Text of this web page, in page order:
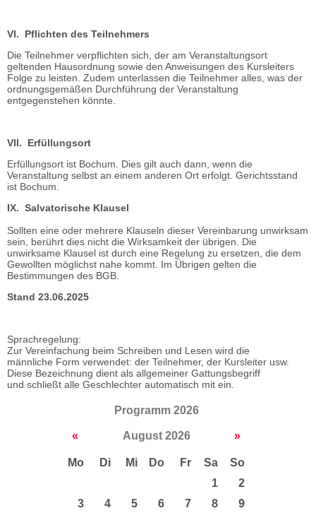
VI. Pflichten des Teilnehmers
Die Teilnehmer verpflichten sich, der am Veranstaltungsort
geltenden Hausordnung sowie den Anweisungen des Kursleiters
Folge zu leisten. Zudem unterlassen die Teilnehmer alles, was der
ordnungsgemäßen Durchführung der Veranstaltung
entgegenstehen könnte.
VII. Erfüllungsort
Erfüllungsort ist Bochum. Dies gilt auch dann, wenn die
Veranstaltung selbst an einem anderen Ort erfolgt. Gerichtsstand
ist Bochum.
IX. Salvatorische Klausel
Sollten eine oder mehrere Klauseln dieser Vereinbarung unwirksam
sein, berührt dies nicht die Wirksamkeit der übrigen. Die
unwirksame Klausel ist durch eine Regelung zu ersetzen, die dem
Gewollten möglichst nahe kommt. Im Übrigen gelten die
Bestimmungen des BGB.
Stand 23.06.2025
Sprachregelung:
Zur Vereinfachung beim Schreiben und Lesen wird die
männliche Form verwendet: der Teilnehmer, der Kursleiter usw.
Diese Bezeichnung dient als allgemeiner Gattungsbegriff
und schließt alle Geschlechter automatisch mit ein.
Programm 2026
« August 2026 »
Mo Di Mi Do Fr Sa
So
1
2
3
4 5 6 7 8 9